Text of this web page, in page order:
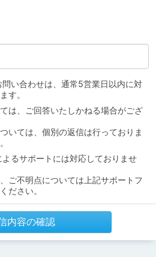
い合わせは、通常5営業日以内に対
す。
は、ご回答いたしかねる場合がござ
いては、個別の返信は行っておりま
るサポートには対応しておりませ
ご不明点については上記サポートフ
ださい。
内容の確認